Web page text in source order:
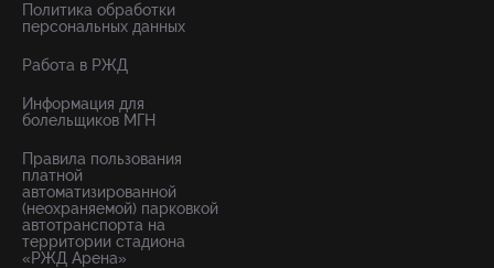
Политика обработки
персональных данных
Работа в РЖД
Информация для
болельщиков МГН
Правила пользования
платной
автоматизированной
(неохраняемой) парковкой
автотранспорта на
территории стадиона
«РЖД Арена»